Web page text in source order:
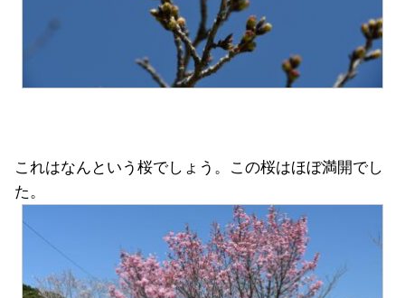
これはなんという桜でしょう。この桜はほぼ満開でし
た。